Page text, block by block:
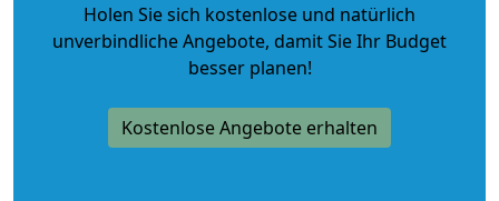
Holen Sie sich kostenlose und natürlich
unverbindliche Angebote, damit Sie Ihr Budget
besser planen!
Kostenlose Angebote erhalten